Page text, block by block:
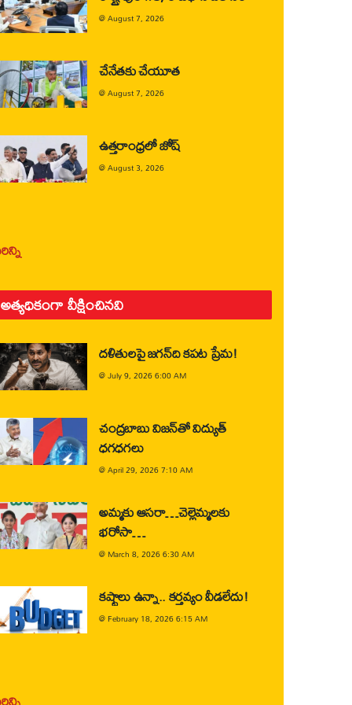
@August 7, 2026
చేనేతకు చేయూత
@August 7, 2026
ఉత్తరాంధ్రలో జోష్
@August 3, 2026
అత్యధికంగా వీక్షించినవి
దళితులపై జగన్‌ది కపట ప్రేమ!
@July 9, 2026 6:00 AM
చంద్రబాబు విజన్‌తో విద్యుత్
ధగధగలు
@April 29, 2026 7:10 AM
అమ్మకు ఆసరా…చెల్లెమ్మలకు
భరోసా…
@ March 8, 2026 6:30 AM
కష్టాలు ఉన్నా.. కర్తవ్యం వీడలేదు!
@February 18, 2026 6:15 AM